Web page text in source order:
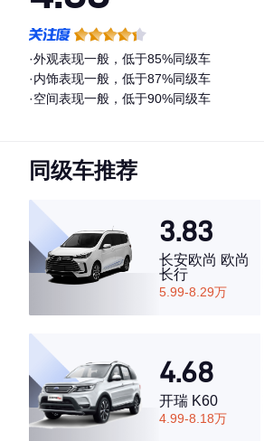
·外观表现一般，低于85%同级车
·内饰表现一般，低于87%同级车
·空间表现一般，低于90%同级车
同级车推荐
3.83
长安欧尚 欧尚
长行
5.99-8.29万
4.68
开瑞 K60
4.99-8.18万